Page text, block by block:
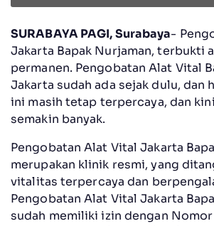
SURABAYA PAGI, Surabaya-
Jakarta Bapak Nurjaman, terbukti
permanen. Pengobatan Alat Vital
Jakarta sudah ada sejak dulu, dan
ini masih tetap terpercaya, dan
semakin banyak.
Pengobatan Alat Vital Jakarta
merupakan klinik resmi, yang
vitalitas terpercaya dan
Pengobatan Alat Vital Jakarta
sudah memiliki izin dengan Nomor